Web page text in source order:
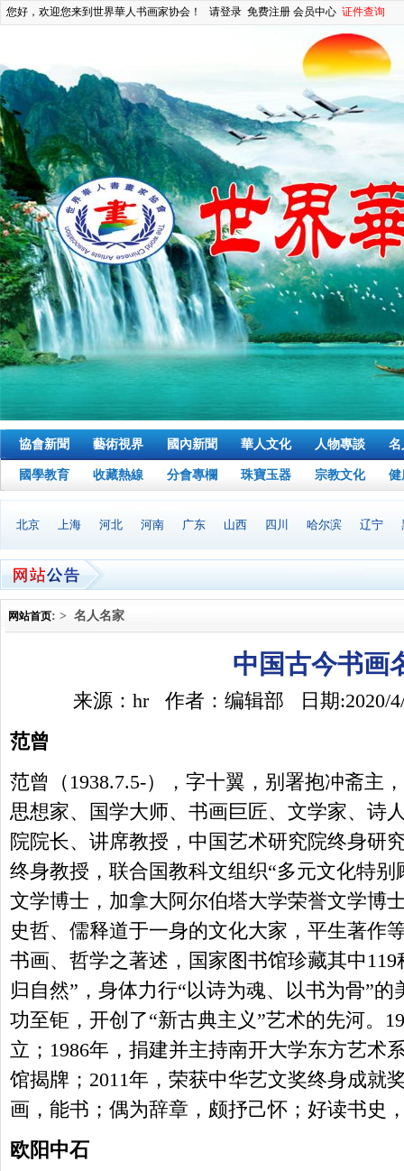
您好，欢迎您来到世界華人书画家协会！ 请登录 免费注册 会员中心 证件查询
協會新聞 藝術視界 國內新聞 華人文化 人物專談 名
國學教育 收藏熱線 分會專欄 珠寶玉器 宗教文化 健
北京 上海 河北 河南 广东 山西 四川 哈尔滨 辽宁
网站首页: > 名人名家
中国古今书画
来源：hr 作者：编辑部 日期:2020/
范曾
范曾（1938.7.5-），字十翼，别署抱冲斋主
思想家、国学大师、书画巨匠、文学家、诗
院院长、讲席教授，中国艺术研究院终身研
终身教授，联合国教科文组织“多元文化特
文学博士，加拿大阿尔伯塔大学荣誉文学博
史哲、儒释道于一身的文化大家，平生著作
书画、哲学之著述，国家图书馆珍藏其中
归自然”，身体力行“以诗为魂、以书为骨”
功至钜，开创了“新古典主义”艺术的先河。
立；1986年，捐建并主持南开大学东方艺术
馆揭牌；2011年，荣获中华艺文奖终身成就
画，能书；偶为辞章，颇抒己怀；好读书史
欧阳中石